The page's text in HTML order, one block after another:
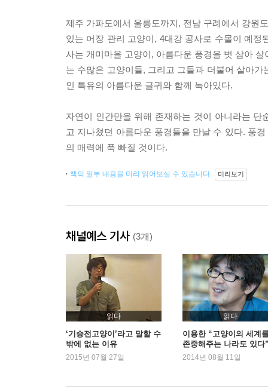
제주 가파도에서 울릉도까지, 전남 구례에서 강원
있는 어장 관리 고양이, 4대강 공사로 수몰이 예
사는 개미마을 고양이, 아름다운 풍경을 벗 삼아
는 수많은 고양이들, 그리고 그들과 더불어 살아
인 특유의 아름다운 글귀와 함께 녹아있다.
자연이 인간만을 위해 존재하는 것이 아니라는
고 지나쳤던 아름다운 풍경들을 만날 수 있다. 풍
의 매력에 푹 빠질 것이다.
책의 일부 내용을 미리 읽어보실 수 있습니다. 미리보기
채널예스 기사 (3개)
읽다
‘기승전고양이’라고 말할 수
밖에 없는 이유
2015년 07월 27일
읽다
이용한 “고양이의 세계
존중해주는 나라도 있다
2014년 08월 11일